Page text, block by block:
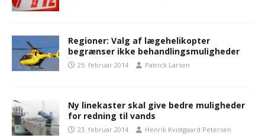
Regioner: Valg af lægehelikopter
begrænser ikke behandlingsmuligheder
25. februar 2014 Patrick Larsen
Ny linekaster skal give bedre muligheder
for redning til vands
23. februar 2014 Henrik Kvistgaard Petersen